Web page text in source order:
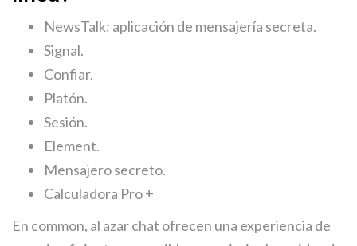
NewsTalk: aplicación de mensajería secreta.
Signal.
Confiar.
Platón.
Sesión.
Element.
Mensajero secreto.
Calculadora Pro +
En common, al azar chat ofrecen una experiencia de